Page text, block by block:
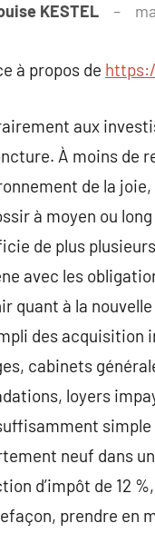
KESTEL
à propos de
aux
À moins de
de la
à moyen ou
de plus
avec les
quant à la
des acquisition
cabinets
loyers
simple
neuf dans
d’impôt de 12
prendre en